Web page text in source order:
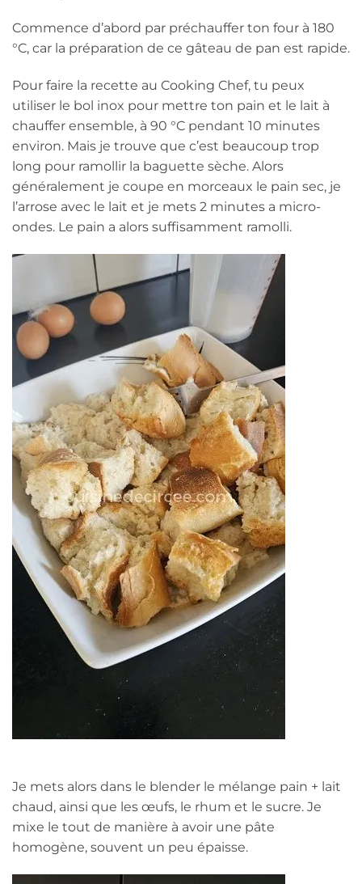
Commence d’abord par préchauffer ton four à 180
°C, car la préparation de ce gâteau de pan est rapide.
Pour faire la recette au Cooking Chef, tu peux
utiliser le bol inox pour mettre ton pain et le lait à
chauffer ensemble, à 90 °C pendant 10 minutes
environ. Mais je trouve que c’est beaucoup trop
long pour ramollir la baguette sèche. Alors
généralement je coupe en morceaux le pain sec, je
l’arrose avec le lait et je mets 2 minutes a micro-
ondes. Le pain a alors suffisamment ramolli.
Je mets alors dans le blender le mélange pain + lait
chaud, ainsi que les œufs, le rhum et le sucre. Je
mixe le tout de manière à avoir une pâte
homogène, souvent un peu épaisse.